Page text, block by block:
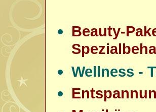
Beauty-
Wellness -